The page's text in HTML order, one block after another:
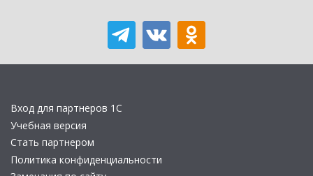
Вход для партнеров 1С
Учебная версия
Стать партнером
Политика конфиденциальности